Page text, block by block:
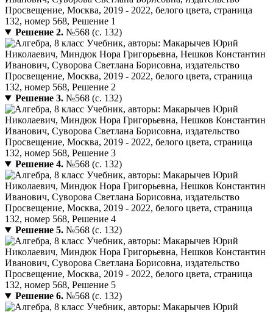
Решение 2.№568 (с. 132)
Решение 3.№568 (с. 132)
Решение 4.№568 (с. 132)
Решение 5.№568 (с. 132)
Решение 6.№568 (с. 132)